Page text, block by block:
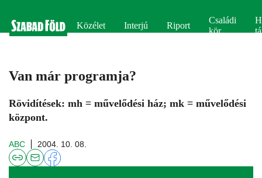
Közélet Interjú Riport
Családi
kör
Van már programja?
Rövidítések: mh = művelődési ház; mk = művelődési
központ.
ABC 2004. 10. 08.